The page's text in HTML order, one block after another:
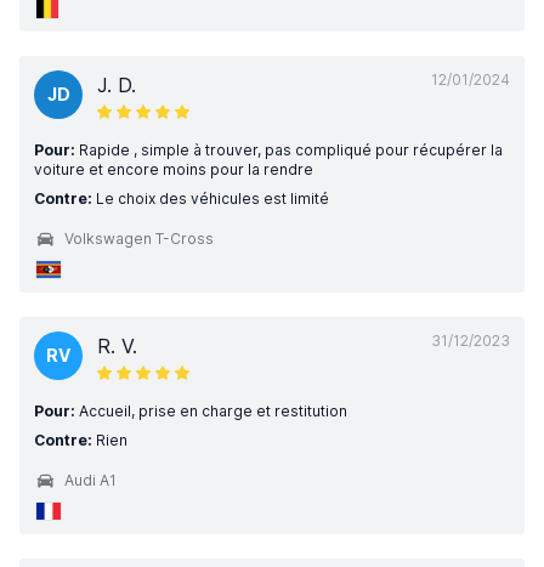
12/01/2024
JD J. D.
Pour: Rapide , simple à trouver, pas compliqué pour récupérer la
voiture et encore moins pour la rendre
Contre: Le choix des véhicules est limité
Volkswagen T-Cross
31/12/2023
RV R. V.
Pour: Accueil, prise en charge et restitution
Contre: Rien
Audi A1